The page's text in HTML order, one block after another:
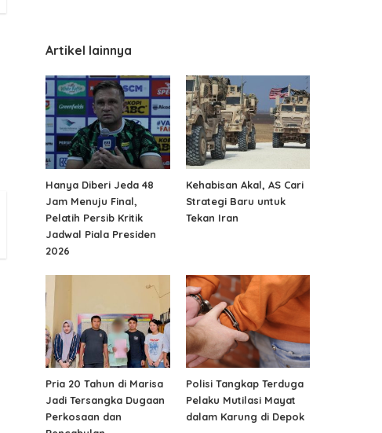
Artikel lainnya
Hanya Diberi Jeda 48
Jam Menuju Final,
Pelatih Persib Kritik
Jadwal Piala Presiden
2026
Kehabisan Akal, AS Cari
Strategi Baru untuk
Tekan Iran
Pria 20 Tahun di Marisa
Jadi Tersangka Dugaan
Perkosaan dan
Polisi Tangkap Terduga
Pelaku Mutilasi Mayat
dalam Karung di Depok